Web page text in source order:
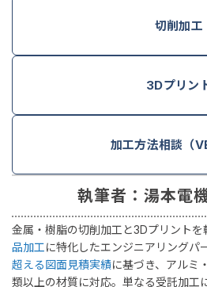
切削加工
3Dプリン
加工方法相談（
執筆者：湯本電
金属・樹脂の切削加工と3Dプリントを
品加工に特化したエンジニアリングパ
超える図面見積実績に基づき、アルミ
類以上の材質に対応。単なる受託加工